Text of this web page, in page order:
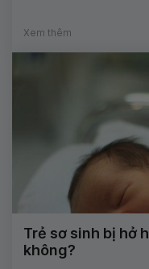
Xem thêm
Trẻ sơ sinh bị hở
không?